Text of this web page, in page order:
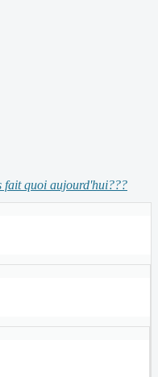
fait quoi aujourd'hui???